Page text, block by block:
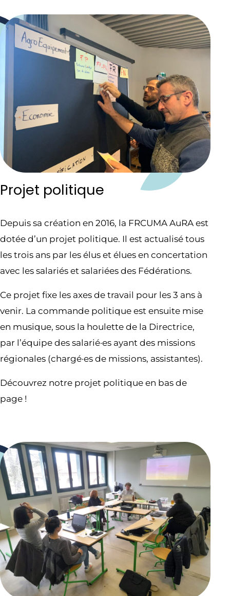
Projet politique
Depuis sa création en 2016, la FRCUMA AuRA est
dotée d’un projet politique. Il est actualisé tous
les trois ans par les élus et élues en concertation
avec les salariés et salariées des Fédérations.
Ce projet fixe les axes de travail pour les 3 ans à
venir. La commande politique est ensuite mise
en musique, sous la houlette de la Directrice,
par l’équipe des salarié·es ayant des missions
régionales (chargé·es de missions, assistantes).
Découvrez notre projet politique en bas de
page !